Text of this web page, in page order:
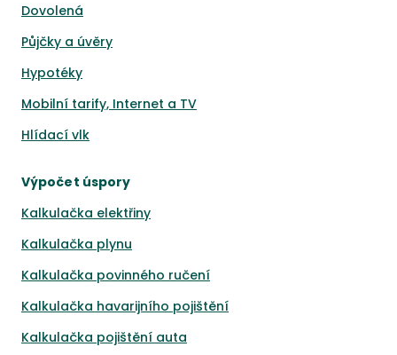
Dovolená
Půjčky a úvěry
Hypotéky
Mobilní tarify, Internet a TV
Hlídací vlk
Výpočet úspory
Kalkulačka elektřiny
Kalkulačka plynu
Kalkulačka povinného ručení
Kalkulačka havarijního pojištění
Kalkulačka pojištění auta